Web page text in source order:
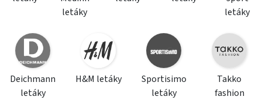
letáky
letáky
Deichmann
letáky
H&M letáky
Sportisimo
letáky
Takko
fashion